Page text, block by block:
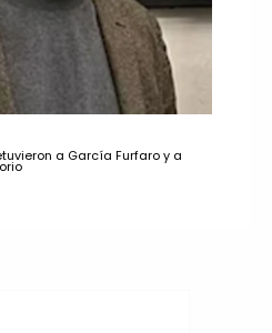
a García Furfaro y a